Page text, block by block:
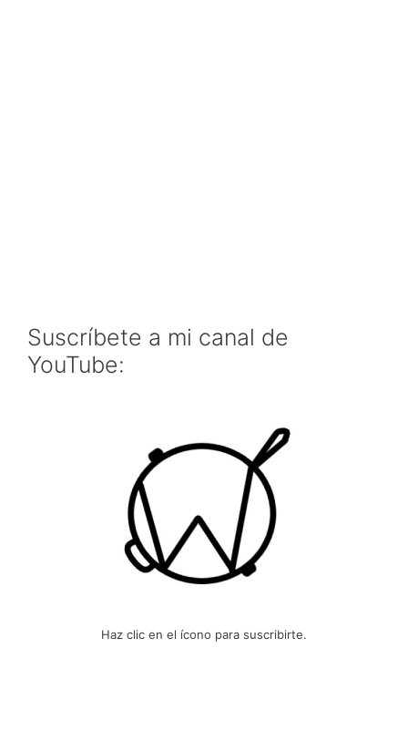
Suscríbete a mi canal de
YouTube:
Haz clic en el ícono para suscribirte.